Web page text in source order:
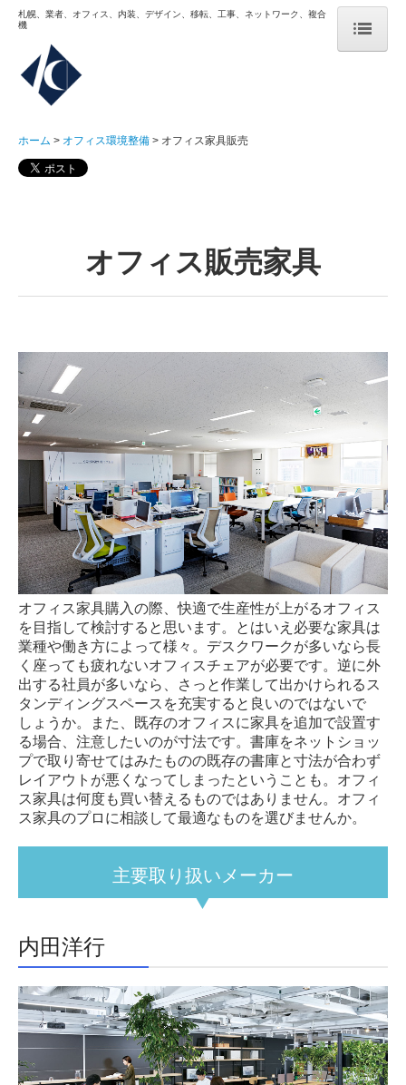
ホーム
その他のサービス
札幌市内某法律事務所様
札幌国際大学様
京王プレリアホテル札幌様
古平町中心拠点複合施設『かなえーる』古平町役場様
札幌学院大学様
北海道大学人獣共通感染症国際共同研究所様
株式会社インプル様
株式会社エコテック様
日本貨物鉄道株式会社様
ショールーム「F.I.K.S」とは
近藤商会について
会社概要
採用情報
イベント情報
お問い合わせ
札幌、業者、オフィス、内装、デザイン、移転、工事、ネットワーク、複合
機
ホーム オフィス環境整備 オフィス家具販売
オフィス販売家具
オフィス家具購入の際、快適で生産性が上がるオフィス
を目指して検討すると思います。とはいえ必要な家具は
業種や働き方によって様々。デスクワークが多いなら長
く座っても疲れないオフィスチェアが必要です。逆に外
出する社員が多いなら、さっと作業して出かけられるス
タンディングスペースを充実すると良いのではないで
しょうか。また、既存のオフィスに家具を追加で設置す
る場合、注意したいのが寸法です。書庫をネットショッ
プで取り寄せてはみたものの既存の書庫と寸法が合わず
レイアウトが悪くなってしまったということも。オフィ
ス家具は何度も買い替えるものではありません。オフィ
ス家具のプロに相談して最適なものを選びませんか。
主要取り扱いメーカー
内田洋行